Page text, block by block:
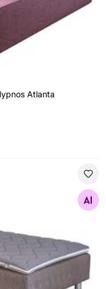
Atlanta
Hypnos Diana